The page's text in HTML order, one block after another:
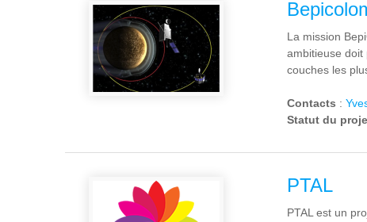
La mission
ambitieuse doit
couches les
Contacts :
Statut du
PTAL
PTAL est un